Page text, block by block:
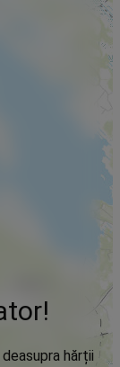
hărții